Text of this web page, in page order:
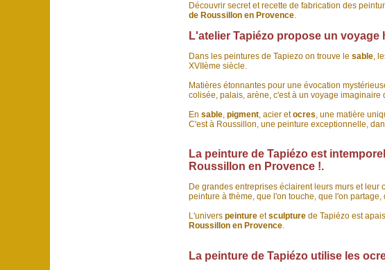
Découvrir secret et recette de fabrication des
de Roussillon en Provence.
L'atelier Tapiézo propose un
Dans les peintures de Tapiezo on trouve le sable ,
XVIIème siècle.
Matières étonnantes pour une évocation
colisée, palais, arène, c'est à un voyage imaginaire
En sable pigment , acier etocres , une matière
C'est à Roussillon, une peinture exceptionnelle,
La peinture de Tapiézo est
Roussillon en Provence !.
De grandes entreprises éclairent leurs murs et
peinture à thème, que l'on touche, que l'on
L'univers peinture etsculpture de Tapiézo est
Roussillon en Provence.
La peinture de Tapiézo utilise les